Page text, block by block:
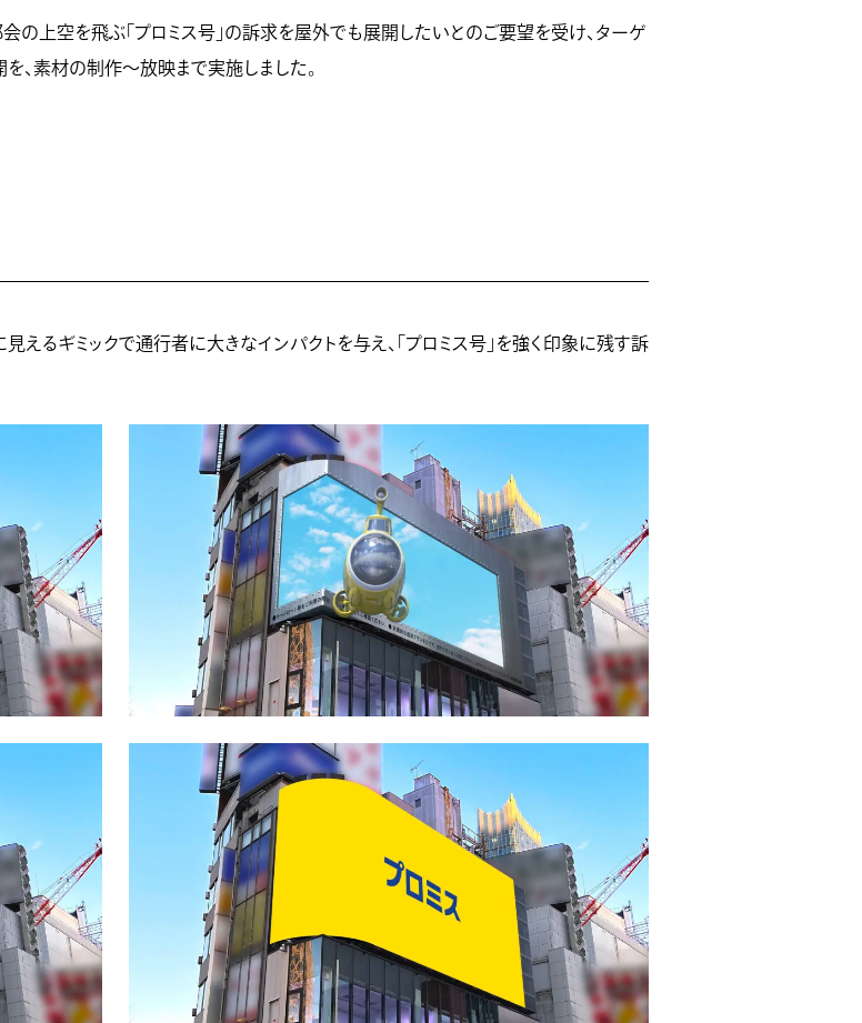
会の上空を飛ぶ「プロミス号」の訴求を屋外でも展開したいとのご要望を受け、ターゲ
、素材の制作～放映まで実施しました。
見えるギミックで通行者に大きなインパクトを与え、「プロミス号」を強く印象に残す訴